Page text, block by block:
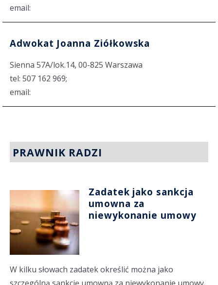
email:
Adwokat Joanna Ziółkowska
Sienna 57A/lok.14, 00-825 Warszawa
tel: 507 162 969;
email:
PRAWNIK RADZI
Zadatek jako sankcja
umowna za
niewykonanie umowy
W kilku słowach zadatek określić można jako